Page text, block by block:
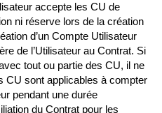
accepte les CU de
ni réserve lors de la création
d’un Compte Utilisateur
de l’Utilisateur au Contrat. Si
tout ou partie des CU, il ne
CU sont applicables à compter
pendant une durée
du Contrat pour les